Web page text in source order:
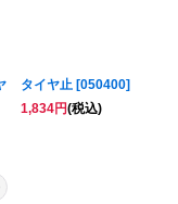
タイヤ止 [050400]
1,834円(税込)